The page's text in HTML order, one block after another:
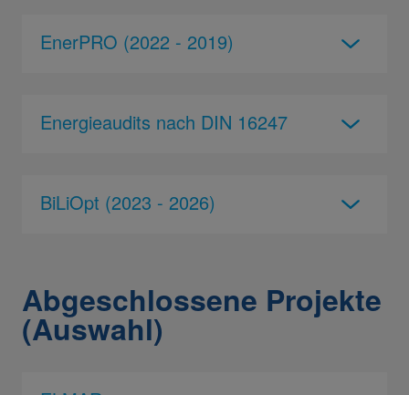
EnerPRO (2022 - 2019)
Energieaudits nach DIN 16247
BiLiOpt (2023 - 2026)
Abgeschlossene Projekte
(Auswahl)